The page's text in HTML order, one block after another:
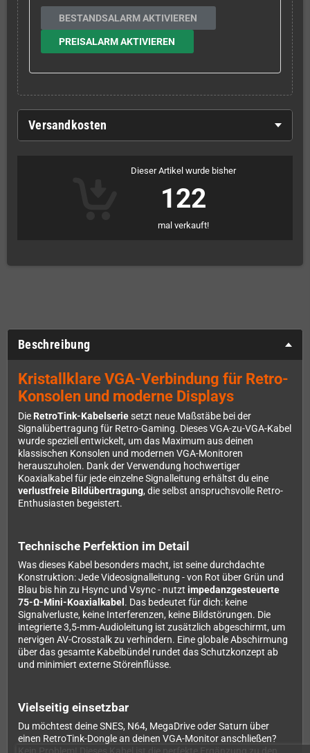
BESTANDSALARM AKTIVIEREN
PREISALARM AKTIVIEREN
Versandkosten
Dieser Artikel wurde bisher
122
mal verkauft!
Beschreibung
Kristallklare VGA-Verbindung für Retro-
Konsolen und moderne Displays
Die RetroTink-Kabelseriesetzt neue Maßstäbe bei der
Signalübertragung für Retro-Gaming. Dieses VGA-zu-VGA-Kabel
wurde speziell entwickelt, um das Maximum aus deinen
klassischen Konsolen und modernen VGA-Monitoren
herauszuholen. Dank der Verwendung hochwertiger
Koaxialkabel für jede einzelne Signalleitung erhältst du eine
verlustfreie Bildübertragung, die selbst anspruchsvolle Retro-
Enthusiasten begeistert.
Technische Perfektion im Detail
Was dieses Kabel besonders macht, ist seine durchdachte
Konstruktion: Jede Videosignalleitung - von Rot über Grün und
Blau bis hin zu Hsync und Vsync - nutzt impedanzgesteuerte
75-Ω-Mini-Koaxialkabel . Das bedeutet für dich: keine
Signalverluste, keine Interferenzen, keine Bildstörungen. Die
integrierte 3,5-mm-Audioleitung ist zusätzlich abgeschirmt, um
nervigen AV-Crosstalk zu verhindern. Eine globale Abschirmung
über das gesamte Kabelbündel rundet das Schutzkonzept ab
und minimiert externe Störeinflüsse.
Vielseitig einsetzbar
Du möchtest deine SNES, N64, MegaDrive oder Saturn über
einen RetroTink-Dongle an deinen VGA-Monitor anschließen?